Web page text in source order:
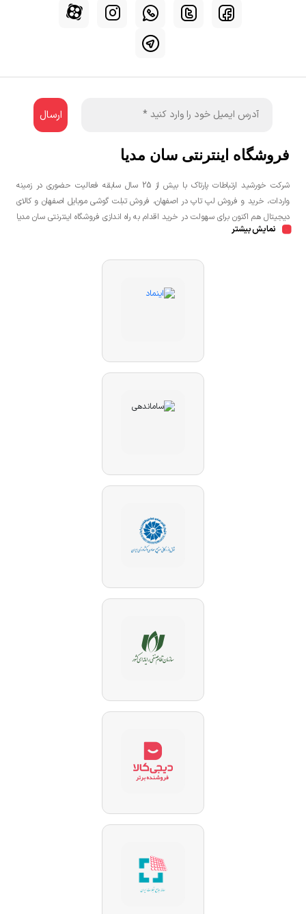
فروشگاه اینترنتی سان مدیا
شرکت خورشید ارتباطات پارتاک با بیش از 25 سال سابقه فعالیت حضوری در زمینه
واردات، خرید و فروش لپ تاپ در اصفهان، فروش تبلت گوشی موبایل اصفهان و کالای
دیجیتال هم اکنون برای سهولت در خرید اقدام به راه اندازی فروشگاه اینترنتی سان مدیا
نموده است تا مشتریان عزیز یک خرید راحت و مطمئن با بهترین قیمت را تجربه
در اصفهان به صورت حضوری و یا اینترنتی اقدام نمائید.
نمایش بیشتر